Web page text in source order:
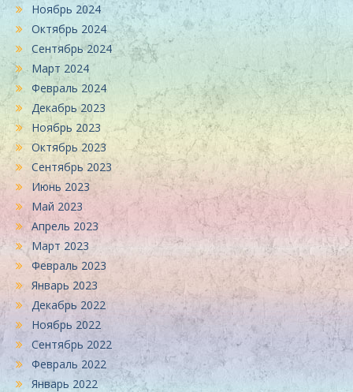
Ноябрь 2024
Октябрь 2024
Сентябрь 2024
Март 2024
Февраль 2024
Декабрь 2023
Ноябрь 2023
Октябрь 2023
Сентябрь 2023
Июнь 2023
Май 2023
Апрель 2023
Март 2023
Февраль 2023
Январь 2023
Декабрь 2022
Ноябрь 2022
Сентябрь 2022
Февраль 2022
Январь 2022